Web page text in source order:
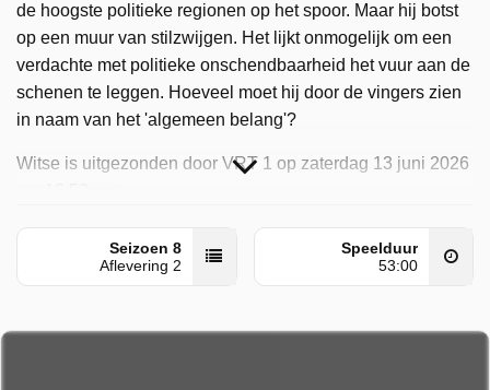
de hoogste politieke regionen op het spoor. Maar hij botst
op een muur van stilzwijgen. Het lijkt onmogelijk om een
verdachte met politieke onschendbaarheid het vuur aan de
schenen te leggen. Hoeveel moet hij door de vingers zien
in naam van het 'algemeen belang'?
Witse is uitgezonden door VRT 1 op zaterdag 13 juni 2026
Seizoen 8
Aflevering 2
Speelduur
53:00